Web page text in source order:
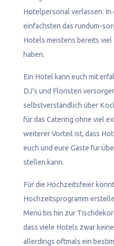
Hotelpersonal verlassen. In
einfachsten das rundum-
Hotels meistens bereits
haben.
Ein Hotel kann euch mit
DJ’s und Floristen
selbstverständlich über
für das Catering ohne viel
weiterer Vorteil ist, dass
euch und eure Gäste für
stellen kann.
Für die Hochzeitsfeier
Hochzeitsprogramm
Menü bis hin zur
dass viele Hotels zwar
allerdings oftmals ein